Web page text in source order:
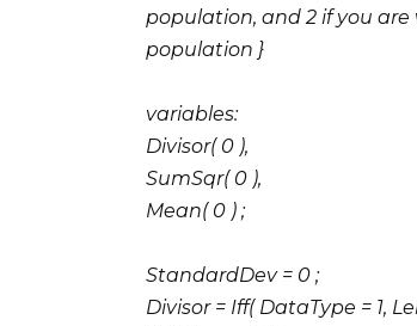
population, and 2 if you
population }
variables:
Divisor( 0 ),
SumSqr( 0 ),
Mean( 0 ) ;
StandardDev = 0 ;
Divisor = Iff( DataType = 1,